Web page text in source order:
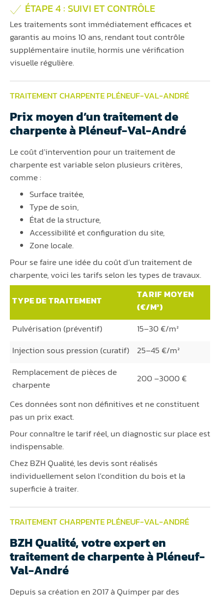
ÉTAPE 4 : SUIVI ET CONTRÔLE
Les traitements sont immédiatement efficaces et
garantis au moins 10 ans, rendant tout contrôle
supplémentaire inutile, hormis une vérification
visuelle régulière.
TRAITEMENT CHARPENTE PLÉNEUF-VAL-ANDRÉ
Prix moyen d’un traitement de
charpente à Pléneuf-Val-André
Le coût d’intervention pour un traitement de
charpente est variable selon plusieurs critères,
comme :
Surface traitée,
Type de soin,
État de la structure,
Accessibilité et configuration du site,
Zone locale.
Pour se faire une idée du coût d’un traitement de
charpente, voici les tarifs selon les types de travaux.
TYPE DE TRAITEMENT
TARIF MOYEN
(€/M²)
Pulvérisation (préventif)
15–30 €/m²
Injection sous pression (curatif)
25–45 €/m²
Remplacement de pièces de
charpente
200 –3000 €
Ces données sont non définitives et ne constituent
pas un prix exact.
Pour connaître le tarif réel, un diagnostic sur place est
indispensable.
Chez BZH Qualité, les devis sont réalisés
individuellement selon l’condition du bois et la
superficie à traiter.
TRAITEMENT CHARPENTE PLÉNEUF-VAL-ANDRÉ
BZH Qualité, votre expert en
traitement de charpente à Pléneuf-
Val-André
Depuis sa création en 2017 à Quimper par des